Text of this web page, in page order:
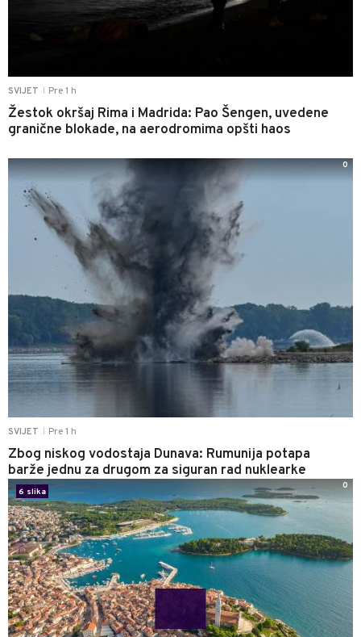
SVIJET Pre 1 h
Žestok okršaj Rima i Madrida: Pao Šengen, uvedene
granične blokade, na aerodromima opšti haos
SVIJET Pre 1 h
Zbog niskog vodostaja Dunava: Rumunija potapa
barže jednu za drugom za siguran rad nuklearke
0
6 slika
0